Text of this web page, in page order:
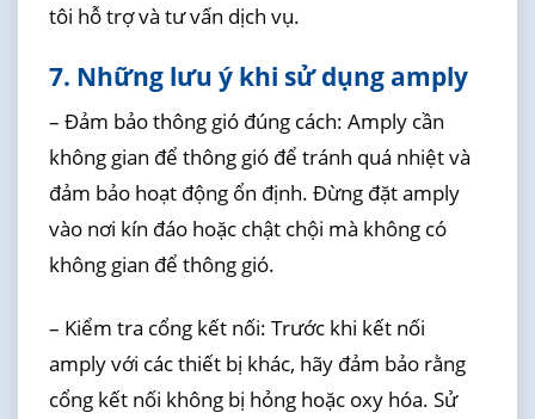
tôi hỗ trợ và tư vấn dịch vụ.
7. Những lưu ý khi sử dụng amply
– Đảm bảo thông gió đúng cách: Amply cần
không gian để thông gió để tránh quá nhiệt và
đảm bảo hoạt động ổn định. Đừng đặt amply
vào nơi kín đáo hoặc chật chội mà không có
không gian để thông gió.
– Kiểm tra cổng kết nối: Trước khi kết nối
amply với các thiết bị khác, hãy đảm bảo rằng
cổng kết nối không bị hỏng hoặc oxy hóa. Sử